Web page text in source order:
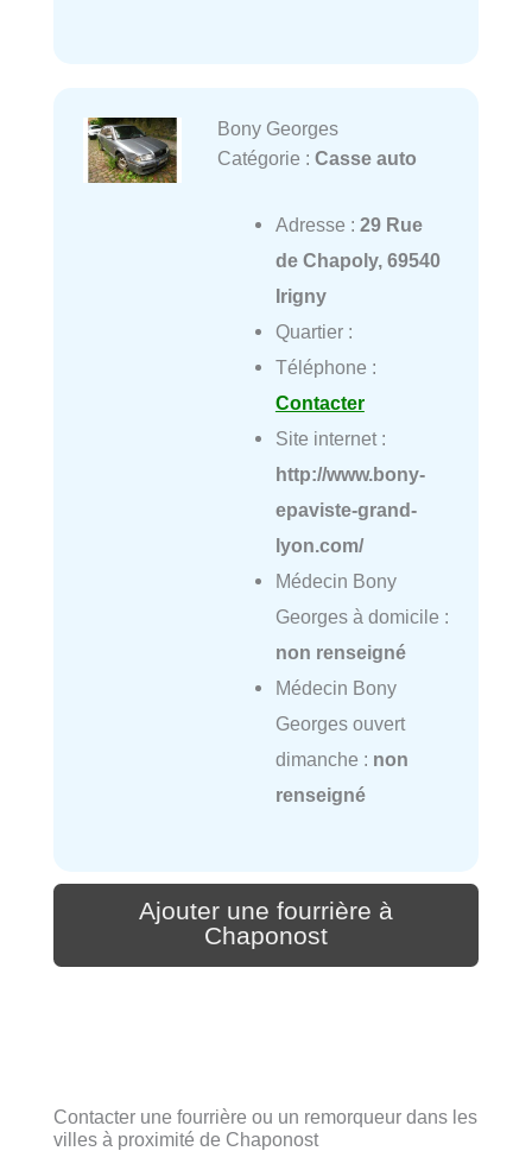
Bony Georges
Catégorie : Casse auto
Adresse : 29 Rue
de Chapoly, 69540
Irigny
Quartier :
Téléphone :
Contacter
Site internet :
http://www.bony-
epaviste-grand-
lyon.com/
Médecin Bony
Georges à domicile :
non renseigné
Médecin Bony
Georges ouvert
dimanche : non
renseigné
Ajouter une fourrière à
Chaponost
Contacter une fourrière ou un remorqueur dans les
villes à proximité de Chaponost